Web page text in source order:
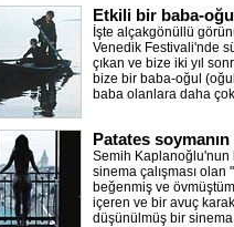
Etkili bir baba-
İşte alçakgönüllü
Venedik Festivali'nde
çıkan ve bize iki yıl
bize bir baba-oğul
baba olanlara daha çok
Patates
Semih Kaplanoğlu'nun
sinema çalışması
beğenmiş ve
içeren ve bir avuç
düşünülmüş bir